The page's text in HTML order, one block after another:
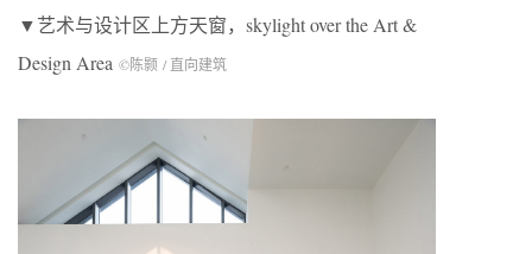
▼艺术与设计区上方天窗，skylight over the Art &
Design Area ©陈颢 / 直向建筑